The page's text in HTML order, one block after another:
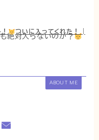
！
ついに入ってくれた！ |
も絶対入らないのか？
ABOUT ME